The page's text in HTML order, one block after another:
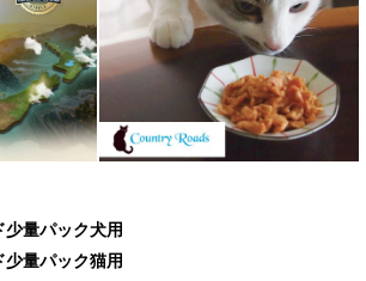
少量パック犬用
量パック猫用